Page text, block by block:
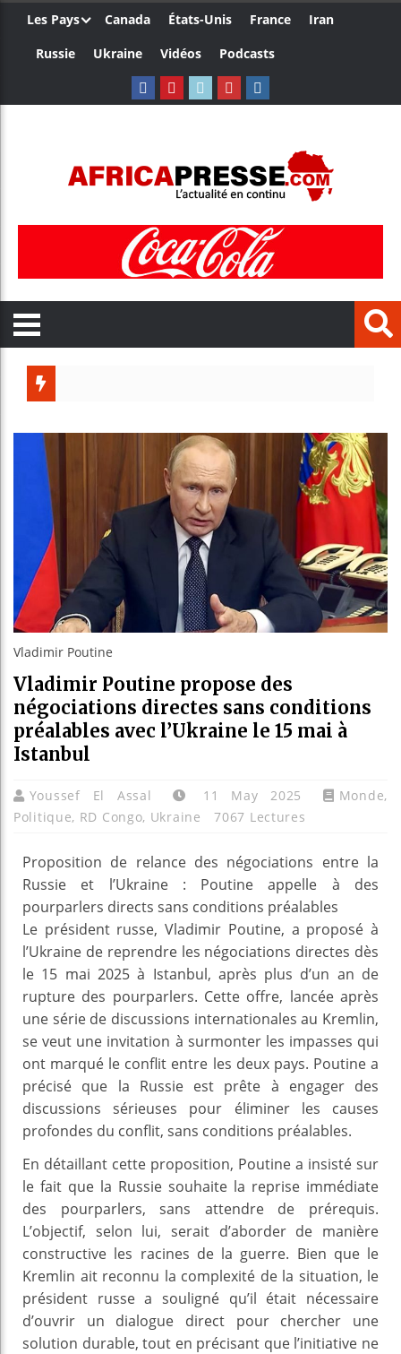
Les Pays Canada États-Unis France
Iran
Russie
Ukraine Vidéos Podcasts
Bénin
Aliko
Vladimir Poutine
Vladimir Poutine propose des
négociations directes sans conditions
préalables avec l’Ukraine le 15 mai à
Istanbul
Youssef El Assal 11 May 2025 Monde,
Politique, RD Congo, Ukraine 7067 Lectures
Proposition de relance des négociations entre la
Russie et l’Ukraine : Poutine appelle à des
pourparlers directs sans conditions préalables
Le président russe, Vladimir Poutine, a proposé à
l’Ukraine de reprendre les négociations directes dès
le 15 mai 2025 à Istanbul, après plus d’un an de
rupture des pourparlers. Cette offre, lancée après
une série de discussions internationales au Kremlin,
se veut une invitation à surmonter les impasses qui
ont marqué le conflit entre les deux pays. Poutine a
précisé que la Russie est prête à engager des
discussions sérieuses pour éliminer les causes
profondes du conflit, sans conditions préalables.
En détaillant cette proposition, Poutine a insisté sur
le fait que la Russie souhaite la reprise immédiate
des pourparlers, sans attendre de prérequis.
L’objectif, selon lui, serait d’aborder de manière
constructive les racines de la guerre. Bien que le
Kremlin ait reconnu la complexité de la situation, le
président russe a souligné qu’il était nécessaire
d’ouvrir un dialogue direct pour chercher une
solution durable, tout en précisant que l’initiative ne